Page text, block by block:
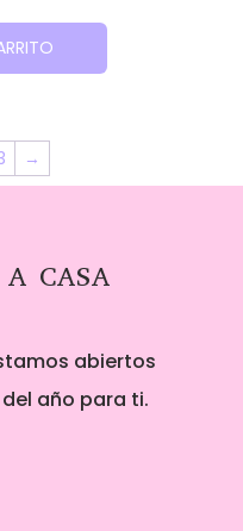
→
CASA
abiertos
año para ti.